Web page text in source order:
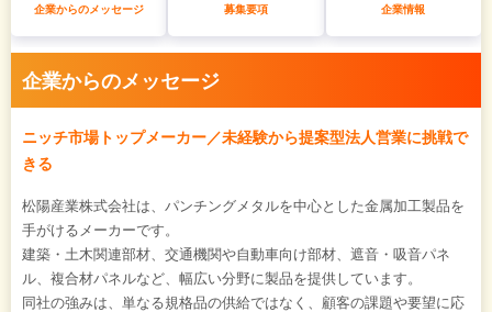
企業からのメッセージ 募集要項 企業情報
企業からのメッセージ
ニッチ市場トップメーカー／未経験から提案型法人営業に挑戦で
きる
松陽産業株式会社は、パンチングメタルを中心とした金属加工製品を
手がけるメーカーです。
建築・土木関連部材、交通機関や自動車向け部材、遮音・吸音パネ
ル、複合材パネルなど、幅広い分野に製品を提供しています。
同社の強みは、単なる規格品の供給ではなく、顧客の課題や要望に応